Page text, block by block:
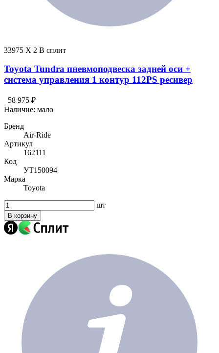
33975 X 2 В сплит
Toyota Tundra пневмоподвеска задней оси +
система управления 1 контур 112PS ресивер
58 975 ₽
Наличие: мало
Бренд
Air-Ride
Артикул
162111
Код
УТ150094
Марка
Toyota
шт
В корзину